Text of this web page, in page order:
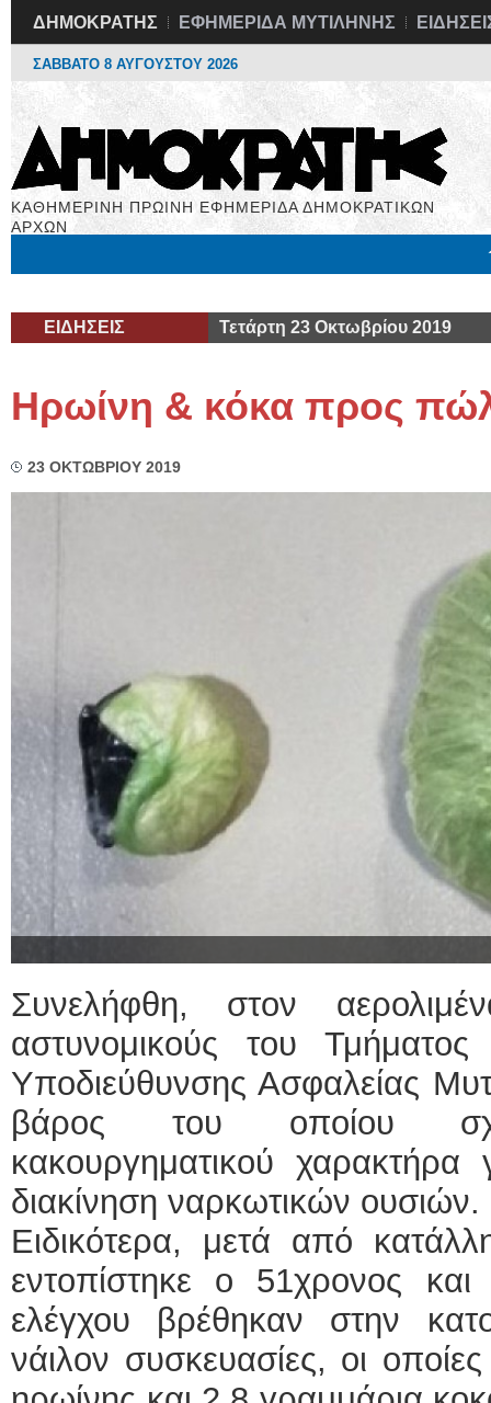
ΔΗΜΟΚΡΑΤΗΣ ΕΦΗΜΕΡΙΔΑ ΜΥΤΙΛΗΝΗΣ
ΣΑΒΒΑΤΟ 8 ΑΥΓΟΥΣΤΟΥ 2026
ΚΑΘΗΜΕΡΙΝΗ ΠΡΩΙΝΗ ΕΦΗΜΕΡΙΔΑ ΔΗΜΟΚΡΑΤΙΚΩΝ
ΑΡΧΩΝ
ΕΙΔΗΣΕΙΣ Τετάρτη 23 Οκτωβρίου 2019
Ηρωίνη & κόκα προς
23 ΟΚΤΩΒΡΙΟΥ 2019
Συνελήφθη, στον
αστυνομικούς του
Υποδιεύθυνσης Ασφαλείας
βάρος του οποίου
κακουργηματικού
διακίνηση ναρκωτικών ουσιών.
Ειδικότερα, μετά από
εντοπίστηκε ο 51χρονος
ελέγχου βρέθηκαν στην
νάιλον συσκευασίες, οι